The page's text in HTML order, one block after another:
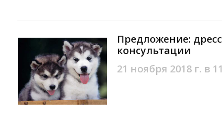
Предложение:
консультации
21 ноября 2018 г. в